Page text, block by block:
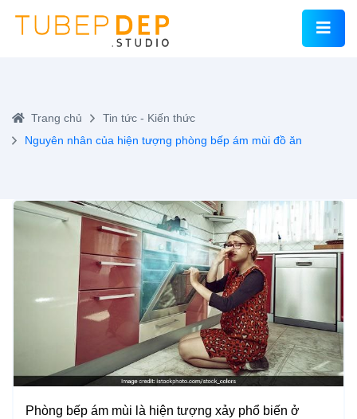
Trang chủ
Tin tức - Kiến thức
Nguyên nhân của hiện tượng phòng bếp ám mùi đồ ăn
Phòng bếp ám mùi là hiện tượng xảy phổ biến ở